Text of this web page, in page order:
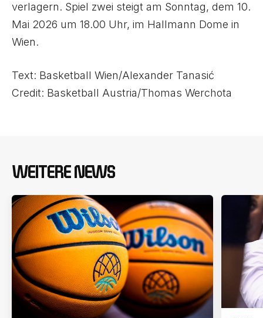
verlagern. Spiel zwei steigt am Sonntag, dem 10.
Mai 2026 um 18.00 Uhr, im Hallmann Dome in
Wien.
Text: Basketball Wien/Alexander Tanasić
Credit: Basketball Austria/Thomas Werchota
WEITERE NEWS